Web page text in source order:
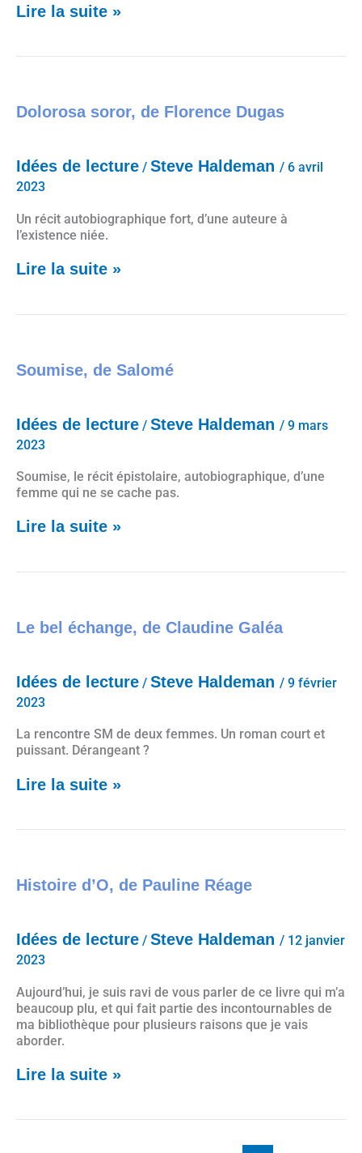
Lire la suite »
Dolorosa soror, de Florence Dugas
Idées de lecture / Steve Haldeman / 6 avril
2023
Un récit autobiographique fort, d’une auteure à
l’existence niée.
Lire la suite »
Soumise, de Salomé
Idées de lecture / Steve Haldeman / 9 mars
2023
Soumise, le récit épistolaire, autobiographique, d’une
femme qui ne se cache pas.
Lire la suite »
Le bel échange, de Claudine Galéa
Idées de lecture / Steve Haldeman / 9 février
2023
La rencontre SM de deux femmes. Un roman court et
puissant. Dérangeant ?
Lire la suite »
Histoire d’O, de Pauline Réage
Idées de lecture / Steve Haldeman / 12 janvier
2023
Aujourd’hui, je suis ravi de vous parler de ce livre qui m’a
beaucoup plu, et qui fait partie des incontournables de
ma bibliothèque pour plusieurs raisons que je vais
aborder.
Lire la suite »